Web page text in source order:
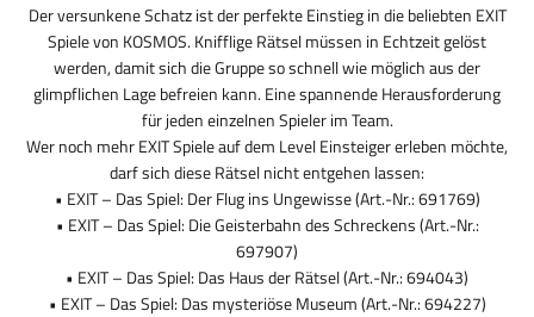
Der versunkene Schatz ist der perfekte Einstieg in die beliebten EXIT
Spiele von KOSMOS. Knifflige Rätsel müssen in Echtzeit gelöst
werden, damit sich die Gruppe so schnell wie möglich aus der
glimpflichen Lage befreien kann. Eine spannende Herausforderung
für jeden einzelnen Spieler im Team.
Wer noch mehr EXIT Spiele auf dem Level Einsteiger erleben möchte,
darf sich diese Rätsel nicht entgehen lassen:
• EXIT – Das Spiel: Der Flug ins Ungewisse (Art.-Nr.: 691769)
• EXIT – Das Spiel: Die Geisterbahn des Schreckens (Art.-Nr.:
697907)
• EXIT – Das Spiel: Das Haus der Rätsel (Art.-Nr.: 694043)
• EXIT – Das Spiel: Das mysteriöse Museum (Art.-Nr.: 694227)